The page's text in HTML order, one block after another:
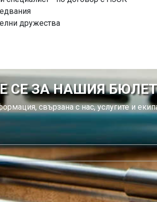
дружества
СЕ ЗА НАШИЯ
свързана с нас, услугите и